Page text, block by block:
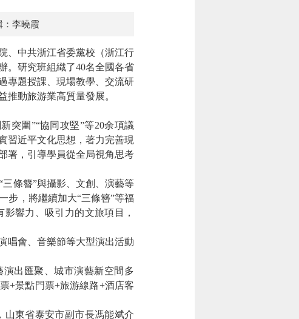
：李曉霞
、中共浙江省委黨校（浙江行
。研究班組織了40名全國各省
專題授課、現場教學、交流研
動旅游業高質量發展。
突圍”“協同攻堅”等20余項議
習近平文化思想，著力完善現
署，引導學員從全局視角思考
條簪”與攝影、文創、演藝等
步，將繼續加大“三條簪”等福
響力、吸引力的文旅項目，
唱會、音樂節等大型演出活動
出匯聚、城市演藝新空間多
+景點門票+旅游線路+酒店客
山東省泰安市副市長馮能斌介